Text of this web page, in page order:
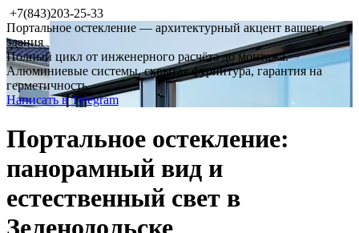
+7(843)203-25-33
Портальное остекление — архитектурный акцент вашего
здания
Полный цикл от инженерного расчёта до монтажа.
Алюминиевые системы, скрытая фурнитура, гарантия на
герметичность.
Написать в Telegram
Портальное остекление:
панорамный вид и
естественный свет в